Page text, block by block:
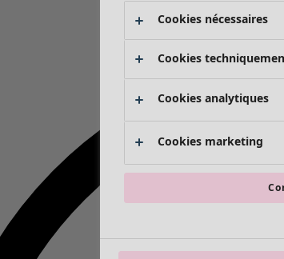
Cookies nécessaires
Cookies
Cookies analytiques
Cookies marketing